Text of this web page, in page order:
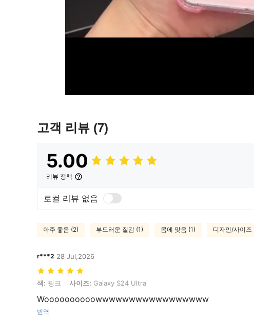
고객 리뷰 (7)
5.00
리뷰 정책
로컬 리뷰 없음
아주 좋음 (2) 부드러운 질감 (1) 몸에 맞음 (1) 디자인/사이즈
r***2 28 Jul,2026
색: 핑크, 사이즈: Galaxy S24 Ultra
색: 핑크 사이즈: Galaxy S24 Ultra
Woooooooooowwwwwwwwwwwwwwwww
번역